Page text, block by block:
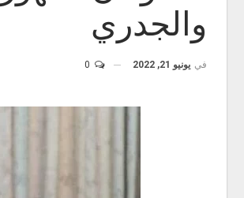
والجدري
في يونيو 21, 2022